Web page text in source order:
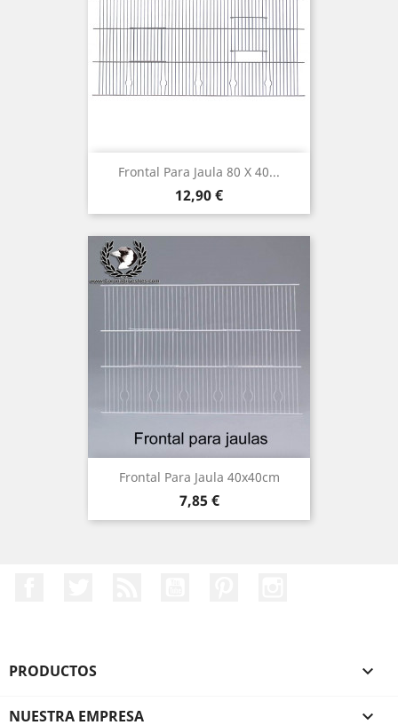
Frontal Para Jaula 80 X 40...
Precio
12,90 €
Frontal Para Jaula 40x40cm
Precio
7,85 €
PRODUCTOS 
NUESTRA EMPRESA 